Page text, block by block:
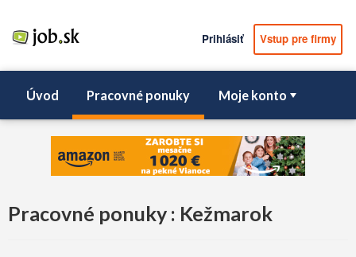
Prihlásiť Vstup pre firmy
Úvod Pracovné ponuky Moje konto
Pracovné ponuky : Kežmarok